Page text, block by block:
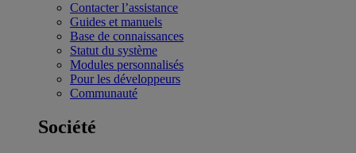
Contacter l’assistance
Guides et manuels
Base de connaissances
Statut du système
Modules personnalisés
Pour les développeurs
Communauté
Société